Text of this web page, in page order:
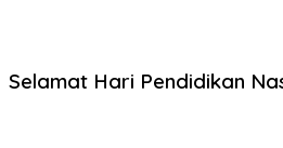
Selamat Hari Pendidikan